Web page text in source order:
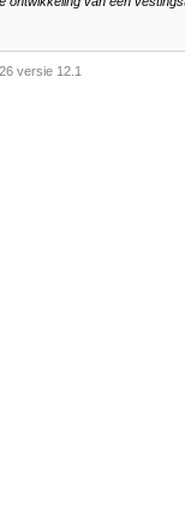
versie 12.1